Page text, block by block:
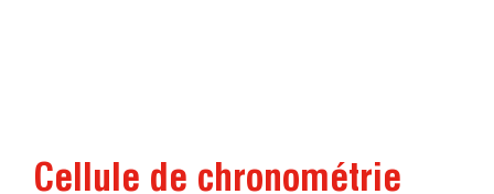
Cellule de chronométrie